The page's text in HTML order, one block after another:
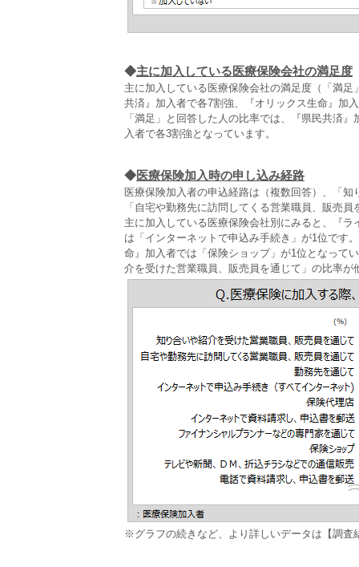
◆主に加入している医療保険会社の満足度
主に加入している医療保険会社の満足度（「満
共済』加入者で各7割強、『オリックス生命』加
「満足」と回答した人の比率では、『県民共済
入者で各3割強となっています。
◆医療保険加入時の申し込み経路
医療保険加入者の申込経路は（複数回答）、「
「自宅や勤務先に訪問してくる営業職員、販売
主に加入している医療保険会社別にみると、『
は「インターネットで申込み手続き」が1位です
命』加入者では「保険ショップ」が1位となって
介を受けた営業職員、販売員を通じて」の比率が
※グラフの続きなど、より詳しいデータは【調査